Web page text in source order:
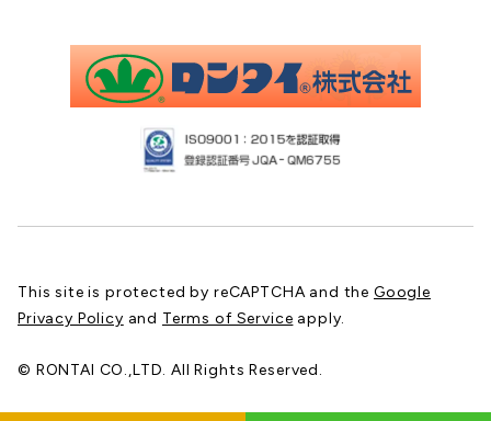
This site is protected by reCAPTCHA and the Google
Privacy Policy and Terms of Service apply.
© RONTAI CO.,LTD. All Rights Reserved.